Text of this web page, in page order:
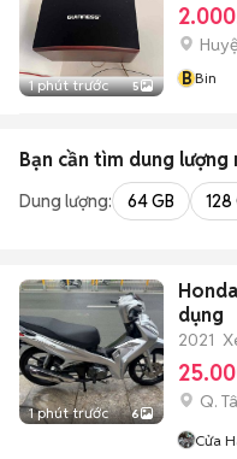
1 phút trước 5
BBin
Bạn cần tìm dung lượng
Dung lượng: 64 GB 128
1 phút trước 6
dụng
2021
Q.
Cửa